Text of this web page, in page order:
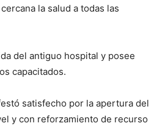
la salud a todas las
del antiguo hospital y posee
capacitados.
satisfecho por la apertura del
y con reforzamiento de recurso